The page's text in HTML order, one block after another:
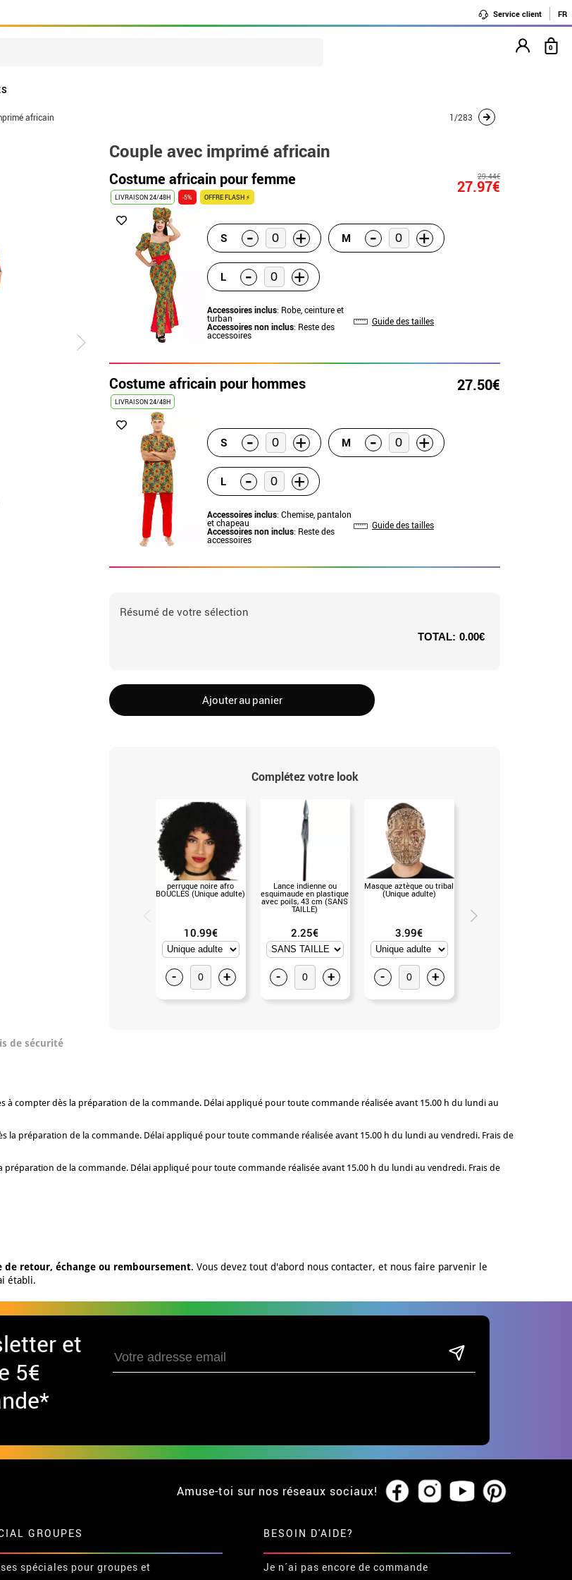
Service client FR
0
africain 1/283
Couple avec imprimé africain
Costume africain pour femme 29.44€
27.97€
LIVRAISON 24/48H -5% OFFRE FLASH ⚡
S - + M - +
L - +
Accessoires inclus: Robe, ceinture et
turban
Accessoires non inclus: Reste des
accessoires
Guide des tailles
Costume africain pour hommes 27.50€
LIVRAISON 24/48H
S - + M - +
L - +
Accessoires inclus: Chemise, pantalon
et chapeau
Accessoires non inclus: Reste des
accessoires
Guide des tailles
Résumé de votre sélection
TOTAL: 0.00€
Ajouter au panier
Complétez votre look
perruque noire afro
BOUCLÉS (Unique adulte)
10.99€
- +
Lance indienne ou
esquimaude en plastique
avec poils, 43 cm (SANS
TAILLE)
2.25€
- +
Masque aztèque ou tribal
(Unique adulte)
3.99€
- +
de sécurité
à compter dès la préparation de la commande. Délai appliqué pour toute commande réalisée avant 15.00 h du lundi au
la préparation de la commande. Délai appliqué pour toute commande réalisée avant 15.00 h du lundi au vendredi. Frais de
préparation de la commande. Délai appliqué pour toute commande réalisée avant 15.00 h du lundi au vendredi. Frais de
retour, échange ou remboursement. Vous devez tout d'abord nous contacter, et nous faire parvenir le
établi.
et
5€
Amuse-toi sur nos réseaux sociaux!
GROUPES
spéciales pour groupes et
BESOIN D'AIDE?
Je n´ai pas encore de commande